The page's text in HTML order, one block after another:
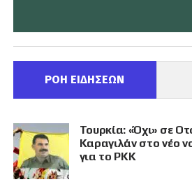
ΡΟΗ ΕΙΔΗΣΕΩΝ
Τουρκία: «Όχι» σε
Καραγιλάν στο νέο
για το PKK